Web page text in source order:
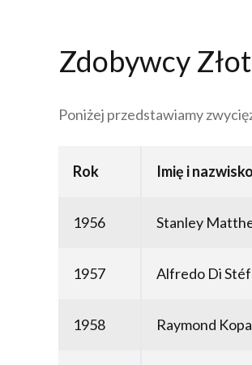
Zdobywcy
Poniżej przedstawiamy
Rok Imię i nazwisko
1956 Stanley
1957 Alfredo Di
1958 Raymond Kopa